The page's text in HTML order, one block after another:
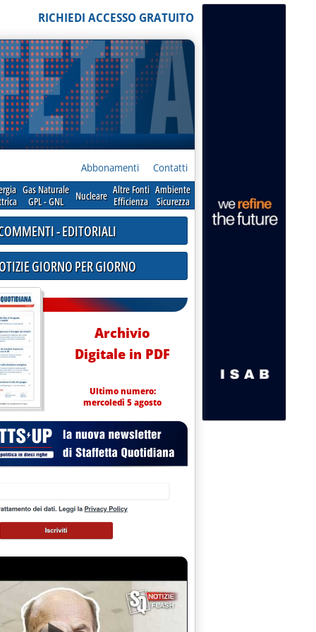
RICHIEDI ACCESSO GRATUITO
Abbonamenti Contatti
Gas Naturale
GPL - GNL
Nucleare Altre Fonti
Efficienza
Ambiente
Sicurezza
facili . '
- EDITORIALI
GIORNO PER GIORNO
Archivio
Digitale in PDF
Ultimo numero:
mercoledì 5 agosto